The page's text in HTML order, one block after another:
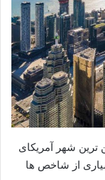
ترین شهر آمریکای
از شاخص ها